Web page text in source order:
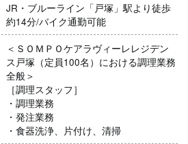
JR・ブルーライン「戸塚」駅より徒歩
約14分/バイク通勤可能
＜ＳＯＭＰＯケアラヴィーレレジデン
ス戸塚（定員100名）における調理業務
全般＞
［調理スタッフ］
・調理業務
・発注業務
・食器洗浄、片付け、清掃